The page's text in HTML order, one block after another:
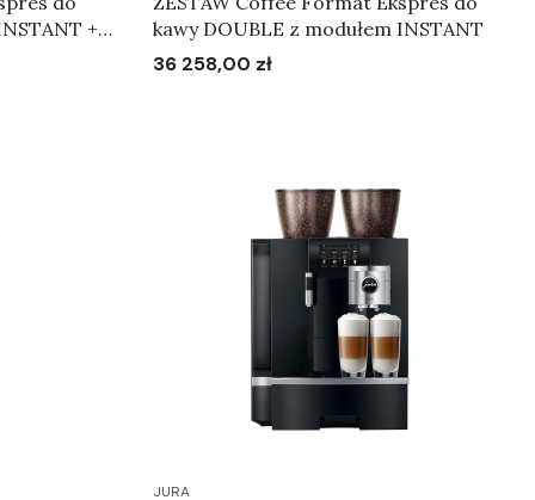
+
kawy DOUBLE z modułem INSTANT
Cena
36 258,00 zł
JURA